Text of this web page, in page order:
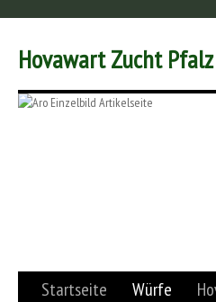
Hovawart Zucht
Startseite Würfe